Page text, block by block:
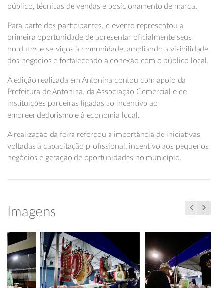
público, técnicas de vendas e posicionamento de marca.
Para parte dos participantes, o evento representou a
primeira oportunidade de apresentar oficialmente seus
produtos e serviços à comunidade, ampliando a visibilidade
dos negócios e fortalecendo a conexão com o público local.
A edição realizada em Antonina contou com apoio da
Prefeitura de Antonina, da Associação Comercial e de
instituições parceiras ligadas ao incentivo ao
empreendedorismo e à economia local.
A realização da feira reforçou a importância de iniciativas
voltadas à capacitação profissional, incentivo aos pequenos
negócios e geração de oportunidades no município.
Imagens